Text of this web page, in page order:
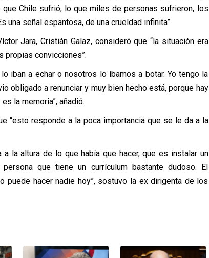
Chile sufrió, lo que miles de personas sufrieron, los
señal espantosa, de una crueldad infinita”.
Jara, Cristián Galaz, consideró que “la situación era
propias convicciones”.
iban a echar o nosotros lo íbamos a botar. Yo tengo la
obligado a renunciar y muy bien hecho está, porque hay
la memoria”, añadió.
“esto responde a la poca importancia que se le da a la
la altura de lo que había que hacer, que es instalar un
que tiene un currículum bastante dudoso. El
hacer nadie hoy”, sostuvo la ex dirigenta de los